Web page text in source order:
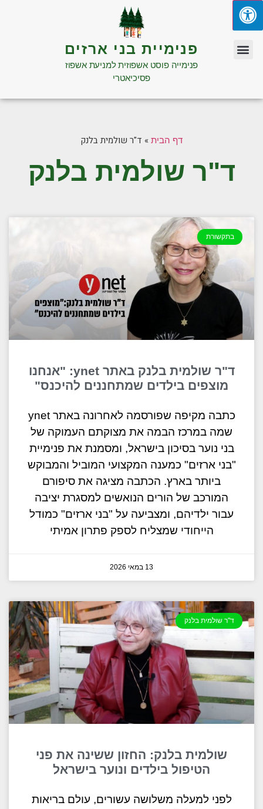
פנימיית בני ארזים
פנימייה פוסט אשפוזית למניעת אשפוז
פסיכיאטרי
דף הבית » ד"ר שולמית בלנק
ד"ר שולמית בלנק
בתקשורת
ד"ר שולמית בלנק באתר ynet: "אנחנו
מוצפים בילדים שמתחננים להיכנס"
כתבה מקיפה שפורסמה לאחרונה באתר ynet
שמה במרכז הבמה את מצוקתם העמוקה של
בני נוער בסיכון בישראל, ומסמנת את פנימיית
"בני ארזים" כמענה המקצועי המוביל והמבוקש
ביותר בארץ. הכתבה מציגה את סיפורם
המורכב של הורים הנואשים למסגרת יציבה
עבור ילדיהם, ומצביעה על "בני ארזים" כמודל
הייחודי שמצליח לספק פתרון אמיתי
13 במאי 2026
ד"ר שולמית בלנק
שולמית בלנק: החזון ששינה את פני
הטיפול בילדים ונוער בישראל
לפני למעלה משלושה עשורים, עולם בריאות